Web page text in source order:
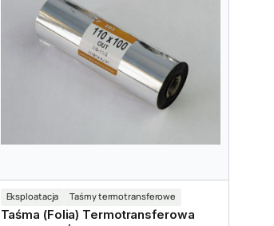
Eksploatacja Taśmy termotransferowe
Taśma (folia) Termotransferowa